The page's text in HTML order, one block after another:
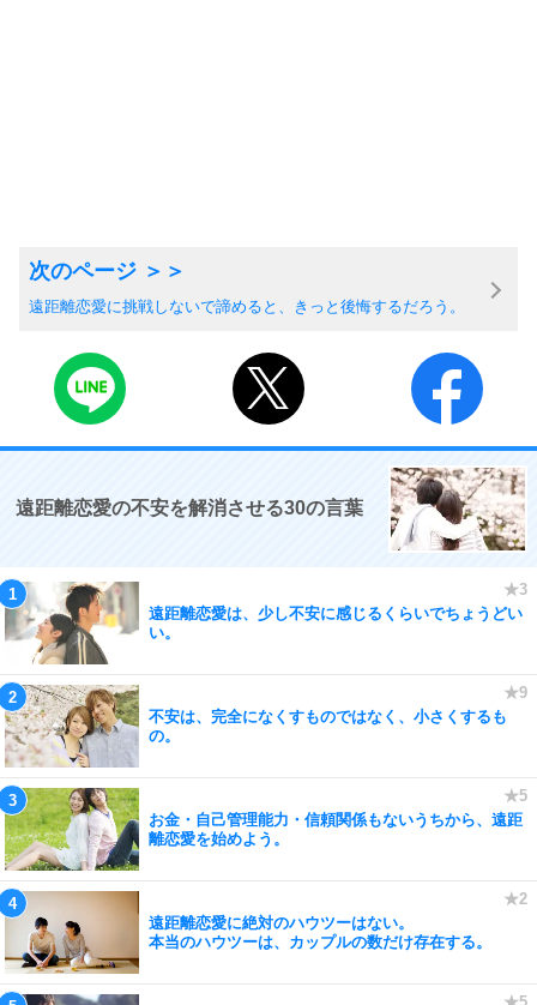
遠距離恋愛に挑戦しないで諦めると、きっと後悔するだろう。
遠距離恋愛の不安を解消させる30の言葉
遠距離恋愛は、少し不安に感じるくらいでちょうどい
い。
不安は、完全になくすものではなく、小さくするも
の。
お金・自己管理能力・信頼関係もないうちから、遠距
離恋愛を始めよう。
遠距離恋愛に絶対のハウツーはない。
本当のハウツーは、カップルの数だけ存在する。